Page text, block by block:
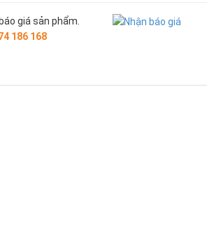
giá sản phẩm.
186 168